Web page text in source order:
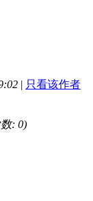
| 只看该作者
: 0)